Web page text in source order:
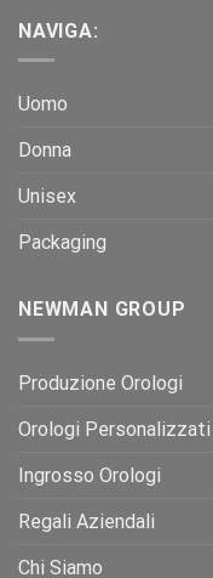
NAVIGA:
Uomo
Donna
Unisex
Packaging
NEWMAN GROUP
Produzione Orologi
Orologi Personalizzati
Ingrosso Orologi
Regali Aziendali
Chi Siamo